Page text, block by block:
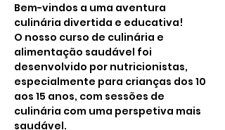
Bem-vindos a uma aventura
culinária divertida e educativa!
O nosso curso de culinária e
alimentação saudável foi
desenvolvido por nutricionistas,
especialmente para crianças dos 10
aos 15 anos, com sessões de
culinária com uma perspetiva mais
saudável.